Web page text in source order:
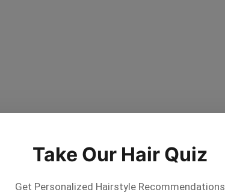
Take Our Hair Quiz
Get Personalized Hairstyle Recommendations